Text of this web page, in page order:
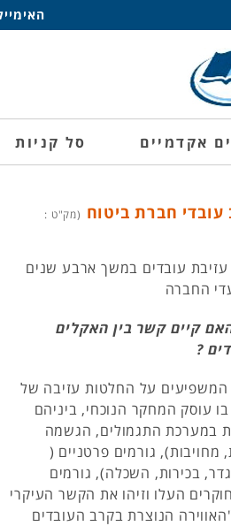
אקדמיים סל קניות
עובדי חברת ביטוח (מק"ט :
עובדים במשך ארבע שנים
החברה
קיים קשר בין האקלים
?
המשפיעים על החלטות עזיבה של
עוסק המחקר הנוכחי, ביניהם
במערכת התגמולים, הגשמה
גורמים פרטניים (
בכירות, השכלה), גורמים
העלו וזיהו את הקשר העיקרי
הנוצרת בקרב העובדים